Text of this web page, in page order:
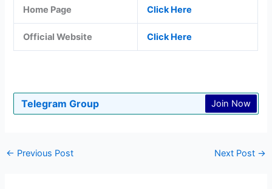
Home Page Click Here
Official Website Click Here
Telegram Group Join Now
← Previous Post Next Post →